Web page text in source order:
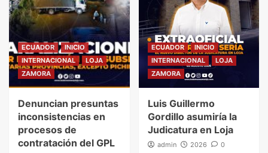
ECUADOR
INICIO
INTERNACIONAL
LOJA
ZAMORA
Denuncian presuntas
inconsistencias en
procesos de
contratación del GPL
ECUADOR
INICIO
INTERNACIONAL
LOJA
ZAMORA
Luis Guillermo
Gordillo asumiría la
Judicatura en Loja
admin 2026 0